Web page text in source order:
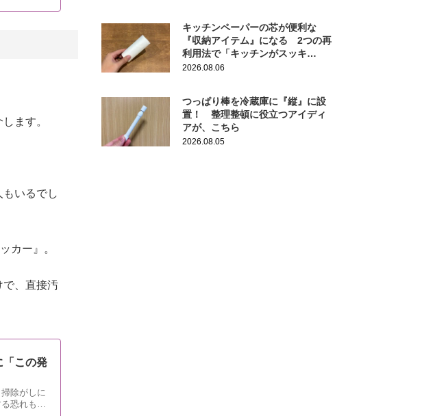
ます。
いるでし
カー』。
で、直接汚
この発
除がしに
恐れも。
キッチンペーパーの芯が便利な
『収納アイテム』になる 2つの再
利用法で「キッチンがスッキ
リ！」
2026.08.06
つっぱり棒を冷蔵庫に『縦』に設
置！ 整理整頓に役立つアイディ
アが、こちら
2026.08.05